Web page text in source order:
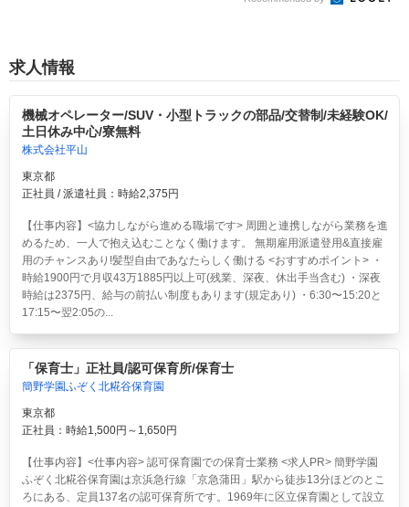
求人情報
機械オペレーター/SUV・小型トラックの部品/交替制/未経験OK/
土日休み中心/寮無料
株式会社平山
東京都
正社員 / 派遣社員：時給2,375円
【仕事内容】<協力しながら進める職場です> 周囲と連携しながら業務を進
めるため、一人で抱え込むことなく働けます。 無期雇用派遣登用&直接雇
用のチャンスあり!髪型自由であなたらしく働ける <おすすめポイント> ・
時給1900円で月収43万1885円以上可(残業、深夜、休出手当含む) ・深夜
時給は2375円、給与の前払い制度もあります(規定あり) ・6:30〜15:20と
17:15〜翌2:05の...
「保育士」正社員/認可保育所/保育士
簡野学園ふぞく北糀谷保育園
東京都
正社員：時給1,500円～1,650円
【仕事内容】<仕事内容> 認可保育園での保育士業務 <求人PR> 簡野学園
ふぞく北糀谷保育園は京浜急行線「京急蒲田」駅から徒歩13分ほどのとこ
ろにある、定員137名の認可保育所です。1969年に区立保育園として設立